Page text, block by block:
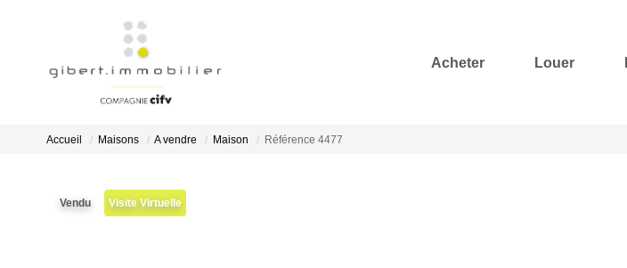
Acheter Louer
Accueil Maisons A vendre Maison Référence 4477
Vendu Visite Virtuelle